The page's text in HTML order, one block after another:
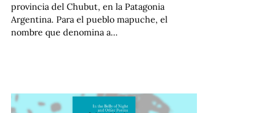
provincia del Chubut, en la Patagonia
Argentina. Para el pueblo mapuche, el
nombre que denomina a…